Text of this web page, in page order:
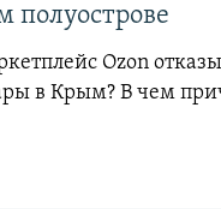
полуострове
Ozon
в Крым? В чем